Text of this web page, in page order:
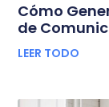
Cómo
de
LEER TODO